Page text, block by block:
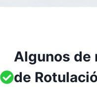
Algunos de
de